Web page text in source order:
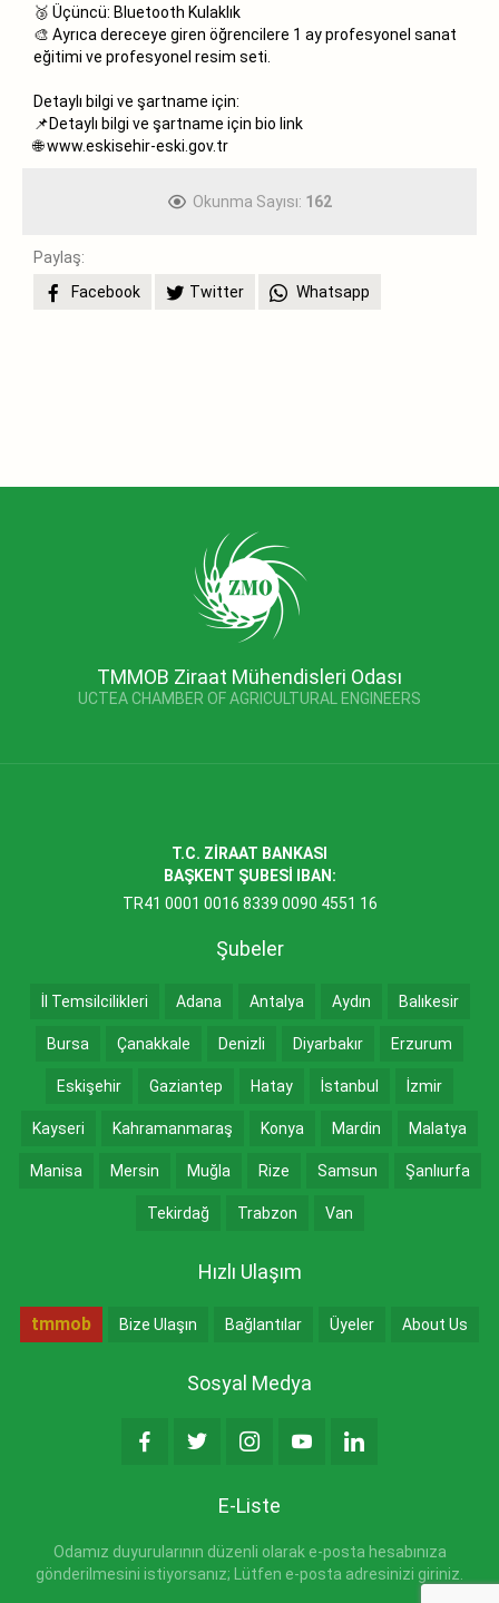
🥉 Üçüncü: Bluetooth Kulaklık
🎨 Ayrıca dereceye giren öğrencilere 1 ay profesyonel sanat
eğitimi ve profesyonel resim seti.
Detaylı bilgi ve şartname için:
📌Detaylı bilgi ve şartname için bio link
🌐 www.eskisehir-eski.gov.tr
Okunma Sayısı: 162
Paylaş:
Facebook
Twitter Whatsapp
TMMOB Ziraat Mühendisleri Odası
UCTEA CHAMBER OF AGRICULTURAL ENGINEERS
T.C. ZİRAAT BANKASI
BAŞKENT ŞUBESİ IBAN:
TR41 0001 0016 8339 0090 4551 16
Şubeler
İl Temsilcilikleri Adana Antalya Aydın Balıkesir
Bursa Çanakkale Denizli Diyarbakır Erzurum
Eskişehir Gaziantep Hatay İstanbul İzmir
Kayseri Kahramanmaraş Konya Mardin Malatya
Manisa Mersin Muğla Rize Samsun Şanlıurfa
Tekirdağ Trabzon Van
Hızlı Ulaşım
tmmob Bize Ulaşın Bağlantılar Üyeler About Us
Sosyal Medya
E-Liste
Odamız duyurularının düzenli olarak e-posta hesabınıza
gönderilmesini istiyorsanız; Lütfen e-posta adresinizi giriniz.